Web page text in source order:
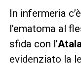
In infermeria
l’ematoma al
sfida con l’
evidenziato la